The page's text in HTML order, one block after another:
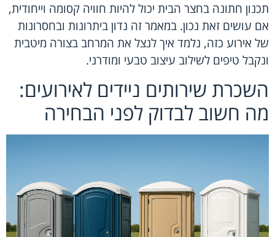
תכנון חתונה בחצר הבית יכול להיות חוויה קסומה וייחודית,
אם עושים זאת נכון. במאמר זה נדון ביתרונות ובחסרונות
של אירוע כזה, נלמד איך לנצל את המרחב בצורה מיטבית
ונקבל טיפים לשילוב עיצוב טבעי ומודרני.
השכרת שירותים ניידים לאירועים:
מה חשוב לבדוק לפני הבחירה